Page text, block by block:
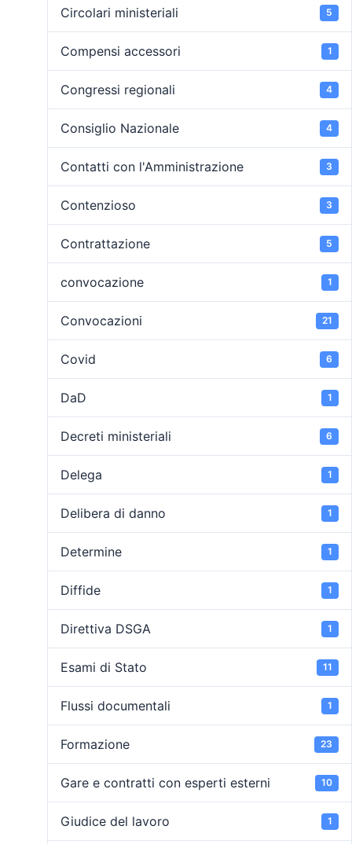
Circolari ministeriali 5
Compensi accessori 1
Congressi regionali 4
Consiglio Nazionale 4
Contatti con l'Amministrazione 3
Contenzioso 3
Contrattazione 5
convocazione 1
Convocazioni 21
Covid 6
DaD 1
Decreti ministeriali 6
Delega 1
Delibera di danno 1
Determine 1
Diffide 1
Direttiva DSGA 1
Esami di Stato 11
Flussi documentali 1
Formazione 23
Gare e contratti con esperti esterni 10
Giudice del lavoro 1